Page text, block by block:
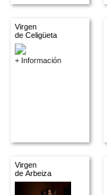
Virgen
de Celigüeta
+ Información
Virgen
de Arbeiza